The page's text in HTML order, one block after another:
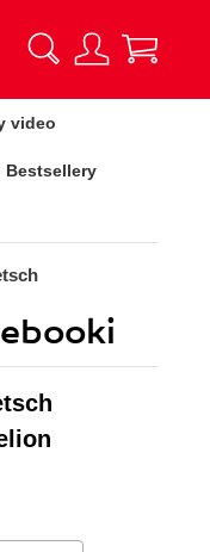
video
Bestsellery